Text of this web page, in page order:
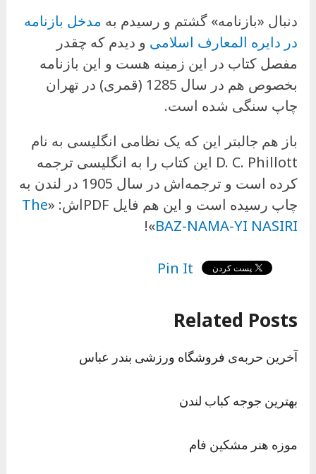
دنبال «بازنامه» گشتم و رسیدم به مدخل بازنامه
در دایره المعارف اسلامی و دیدم که چقدر
مفصل کتاب در این زمینه هست و این بازنامه
بخصوص هم در سال 1285 (قمری) در تهران
چاپ سنگی شده است.
باز هم جالبتر این که یک نظامی انگلیسی به نام
D. C. Phillott این کتاب را به انگلیسی ترجمه
کرده است و ترجمه‌اش در سال 1905 در لندن به
چاپ رسیده است و این هم فایل PDFاش: «
The
BAZ-NAMA-YI NASIRI
»!
Pin It
Related Posts
آخرین حربه‌ی فروشگاه ورزشی بندر عباس
بهترین جوجه کباب لندن
موزه هنر مشکین فام